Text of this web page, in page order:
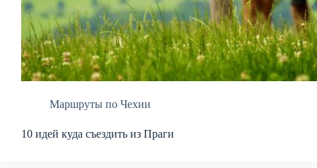
Маршруты по Чехии
10 идей куда съездить из Праги